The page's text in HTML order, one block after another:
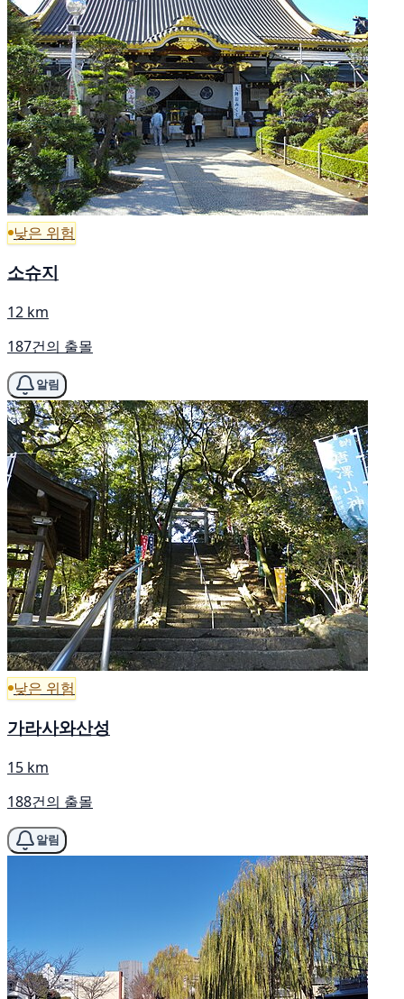
낮은 위험
소슈지
12 km
187건의 출몰
알림
낮은 위험
가라사와산성
15 km
188건의 출몰
알림